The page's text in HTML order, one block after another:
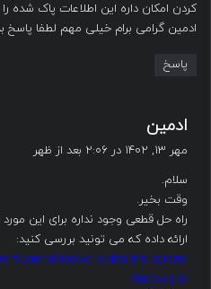
کردن امکان داره این اطلاعات پاک شده را
ادمین گرامی برام خیلی مهم لطفا پاسخ
پاسخ
ادمین
ف
مهر ۱۳, ۱۴۰۲ در ۲:۰۶ بعد از ظهر
سلام.
وقت بخیر.
راه حل قطعی وجود نداره برای این
ارائه داده که می تونید بررسی کنید:
control/recover-deleted-telegram-
messages/